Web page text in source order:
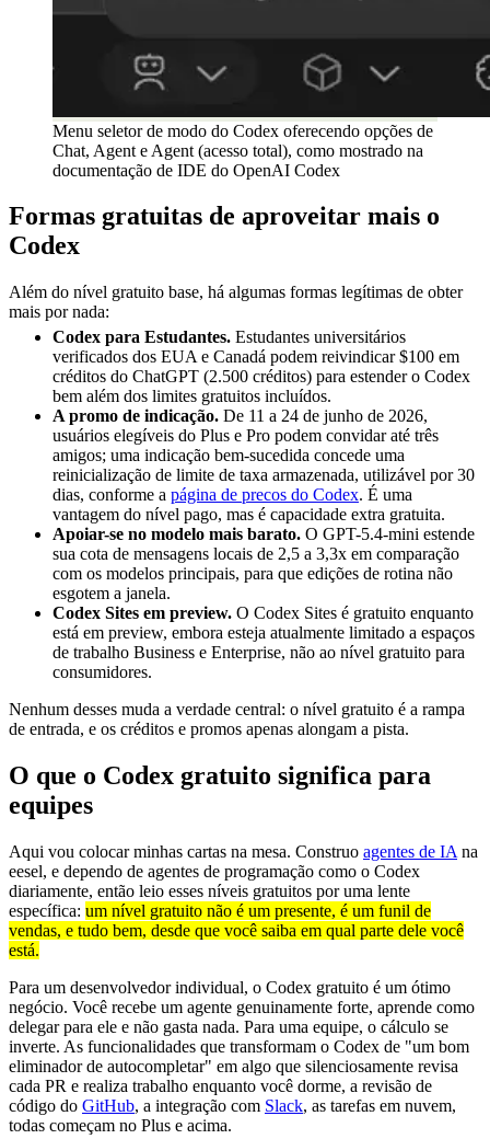
Menu seletor de modo do Codex oferecendo opções de
Chat, Agent e Agent (acesso total), como mostrado na
documentação de IDE do OpenAI Codex
Formas gratuitas de aproveitar mais o
Codex
Além do nível gratuito base, há algumas formas legítimas de obter
mais por nada:
Codex para Estudantes. Estudantes universitários
verificados dos EUA e Canadá podem reivindicar $100 em
créditos do ChatGPT (2.500 créditos) para estender o Codex
bem além dos limites gratuitos incluídos.
A promo de indicação. De 11 a 24 de junho de 2026,
usuários elegíveis do Plus e Pro podem convidar até três
amigos; uma indicação bem-sucedida concede uma
reinicialização de limite de taxa armazenada, utilizável por 30
dias, conforme a página de precos do Codex. É uma
vantagem do nível pago, mas é capacidade extra gratuita.
Apoiar-se no modelo mais barato. O GPT-5.4-mini estende
sua cota de mensagens locais de 2,5 a 3,3x em comparação
com os modelos principais, para que edições de rotina não
esgotem a janela.
Codex Sites em preview. O Codex Sites é gratuito enquanto
está em preview, embora esteja atualmente limitado a espaços
de trabalho Business e Enterprise, não ao nível gratuito para
consumidores.
Nenhum desses muda a verdade central: o nível gratuito é a rampa
de entrada, e os créditos e promos apenas alongam a pista.
O que o Codex gratuito significa para
equipes
Aqui vou colocar minhas cartas na mesa. Construo agentes de IA na
eesel, e dependo de agentes de programação como o Codex
diariamente, então leio esses níveis gratuitos por uma lente
específica: um nível gratuito não é um presente, é um funil de
vendas, e tudo bem, desde que você saiba em qual parte dele você
está.
Para um desenvolvedor individual, o Codex gratuito é um ótimo
negócio. Você recebe um agente genuinamente forte, aprende como
delegar para ele e não gasta nada. Para uma equipe, o cálculo se
inverte. As funcionalidades que transformam o Codex de "um bom
eliminador de autocompletar" em algo que silenciosamente revisa
cada PR e realiza trabalho enquanto você dorme, a revisão de
código do GitHub, a integração com Slack, as tarefas em nuvem,
todas começam no Plus e acima.